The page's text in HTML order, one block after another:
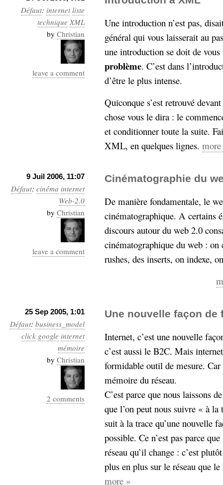
Défaut: internet liste
technique XML
by Christian
leave a comment
Une introduction n’est pas,
général qui vous laisserait au
une introduction se doit de
problème. C’est dans
d’être le plus intense.
Quiconque s’est retrouvé
chose vous le dira : le
et conditionner toute la suite.
XML, en quelques lignes.
9 Juil 2006, 11:07
Défaut: cinéma internet
Web-2.0
by Christian
leave a comment
Cinématographie du
De manière fondamentale, le
cinématographique. A certains
discours autour du web 2.0
cinématographique du web :
rushes, des inserts, on indexe,
25 Sep 2005, 1:01
Défaut: business_model
click google internet
mémoire
by Christian
2 comments
Une nouvelle façon de
Internet, c’est une nouvelle
c’est aussi le B2C. Mais
formidable outil de mesure.
mémoire du réseau.
C’est parce que nous laissons
que l’on peut nous suivre « à la
suit à la trace qu’une nouvelle
possible. Ce n’est pas parce
réseau qu’il change : c’est
plus en plus sur le réseau que
more »